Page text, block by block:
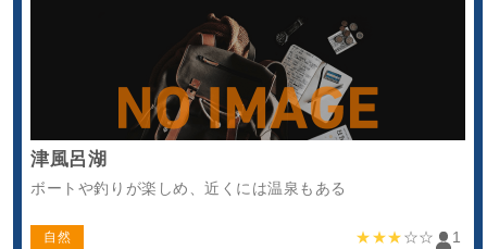
津風呂湖
ボートや釣りが楽しめ、近くには温泉もある
自然 ★★★☆☆ 1